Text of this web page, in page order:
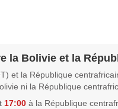
la Bolivie et la
et la République
ni la République
17:00 à la République